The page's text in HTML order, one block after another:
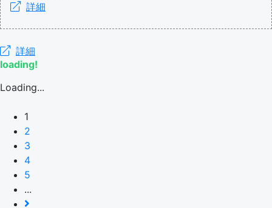
詳細
詳細
loading!
Loading...
1
2
3
4
5
...